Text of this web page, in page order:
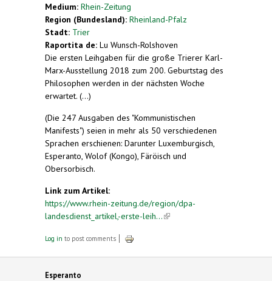
Medium: Rhein-Zeitung
Region (Bundesland): Rheinland-Pfalz
Stadt: Trier
Raportita de: Lu Wunsch-Rolshoven
Die ersten Leihgaben für die große Trierer Karl-
Marx-Ausstellung 2018 zum 200. Geburtstag des
Philosophen werden in der nächsten Woche
erwartet. (...)
(Die 247 Ausgaben des "Kommunistischen
Manifests") seien in mehr als 50 verschiedenen
Sprachen erschienen: Darunter Luxemburgisch,
Esperanto, Wolof (Kongo), Färöisch und
Obersorbisch.
Link zum Artikel:
https://www.rhein-zeitung.de/region/dpa-
landesdienst_artikel,-erste-leih...(link is external)
Log in to post comments
Esperanto